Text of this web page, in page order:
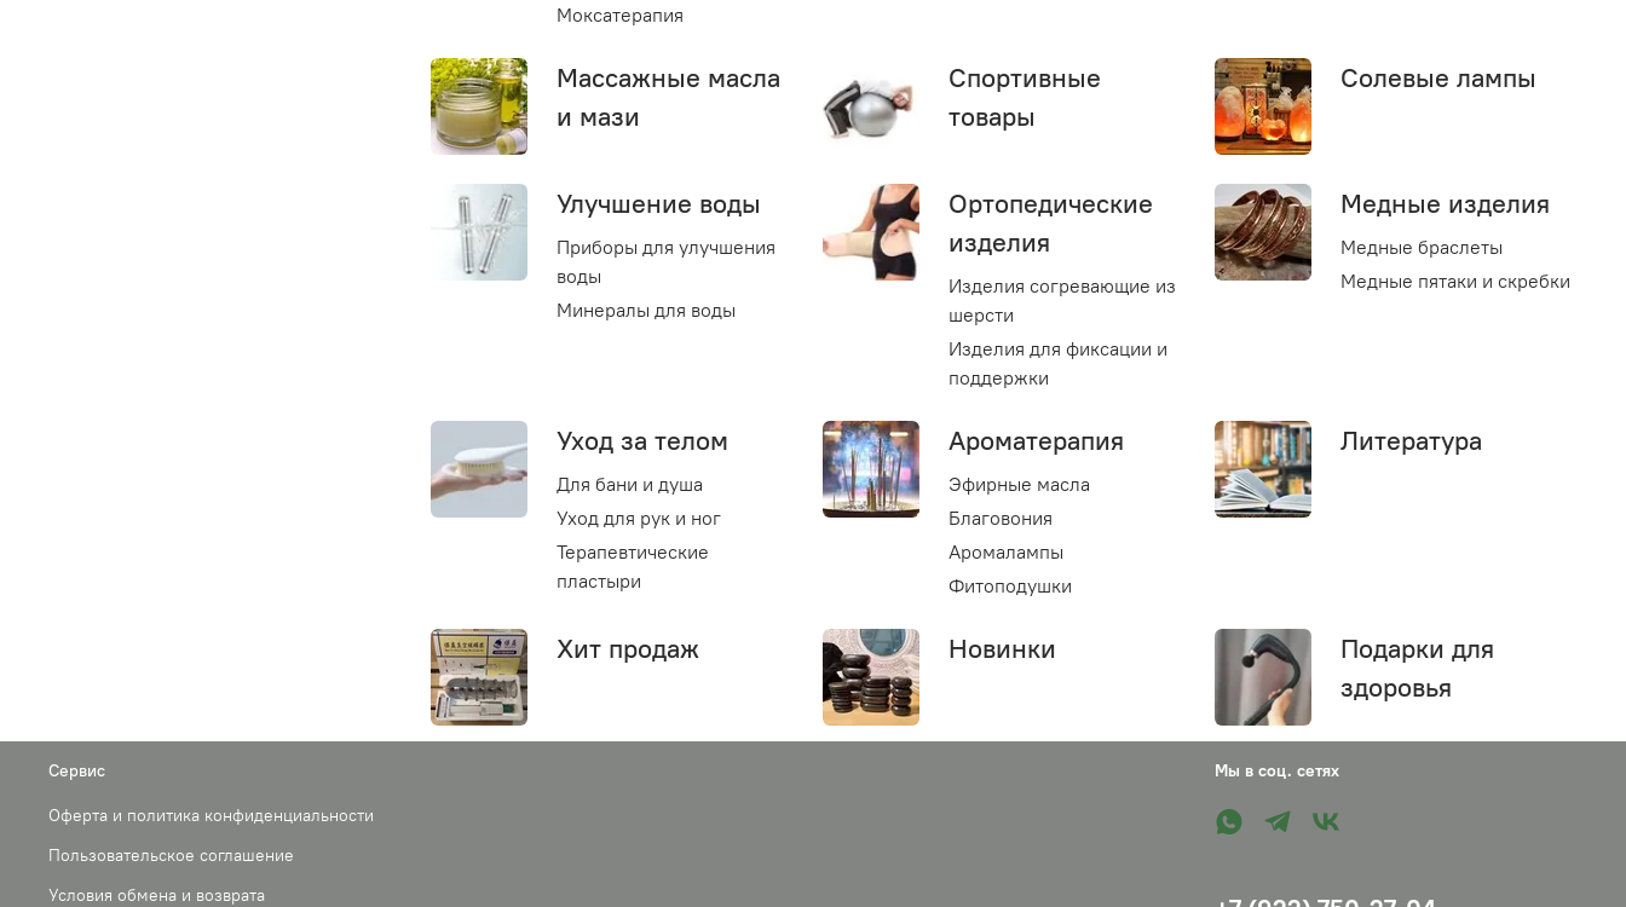
Моксатерапия
Массажные масла
и мази
Спортивные
товары
Солевые лампы
Улучшение воды
Приборы для улучшения
воды
Минералы для воды
Ортопедические
изделия
Изделия согревающие из
шерсти
Изделия для фиксации и
поддержки
Медные изделия
Медные браслеты
Медные пятаки и скребки
Уход за телом
Для бани и душа
Уход для рук и ног
Терапевтические
пластыри
Ароматерапия
Эфирные масла
Благовония
Аромалампы
Фитоподушки
Литература
Хит продаж Новинки
Подарки для
здоровья
Сервис
Оферта и политика конфиденциальности
Пользовательское соглашение
Условия обмена и возврата
Мы в соц. сетях